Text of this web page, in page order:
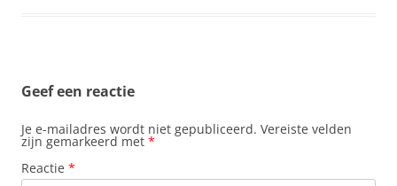
Geef een reactie
Je e-mailadres wordt niet gepubliceerd. Vereiste velden
zijn gemarkeerd met *
Reactie *